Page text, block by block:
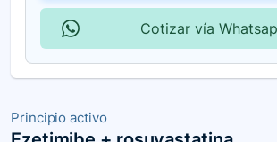
Principio activo
Cotizar vía